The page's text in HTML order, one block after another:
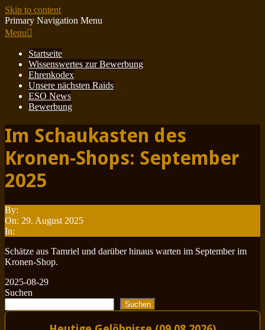
Skip to content
Primary Navigation Menu
Menu
Startseite
Wissenswertes zur Bewerbung
Ehrenkodex
Unsere nächsten Raids
ESO News
Bewerbung
Im Schaukasten des
Kronen-Shops: September
2025
By:
On: 29. August 2025
In:
Schätze aus Tamriel und darüber hinaus warten im September im
Kronen-Shop.
2025-08-29
Suchen
Suchen